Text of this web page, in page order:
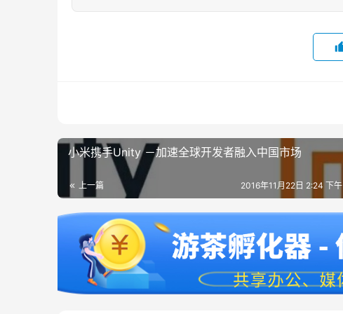
小米携手Unity －加速全球开发者融入中国市场
上一篇 2016年11月22日 2:24 下午